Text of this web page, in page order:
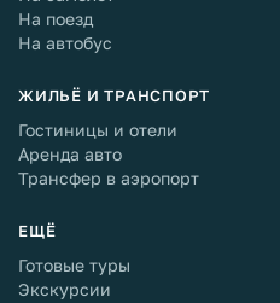
На поезд
На автобус
ЖИЛЬЁ И ТРАНСПОРТ
Гостиницы и отели
Аренда авто
Трансфер в аэропорт
ЕЩЁ
Готовые туры
Экскурсии